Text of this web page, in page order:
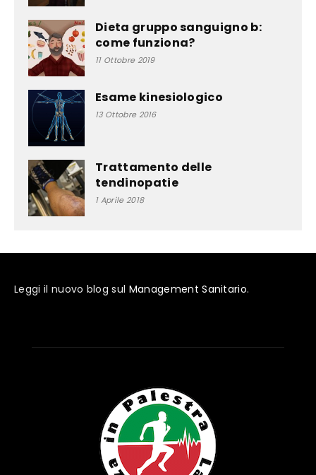
Dieta gruppo sanguigno b:
come funziona?
11 Ottobre 2019
Esame kinesiologico
13 Ottobre 2016
Trattamento delle
tendinopatie
1 Aprile 2018
Leggi il nuovo blog sul Management Sanitario.